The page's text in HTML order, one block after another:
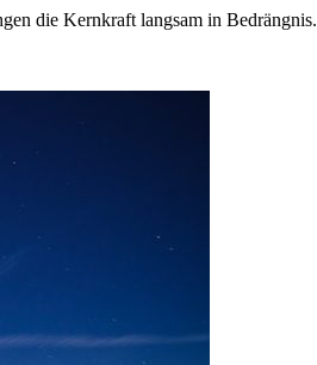
die Kernkraft langsam in Bedrängnis.